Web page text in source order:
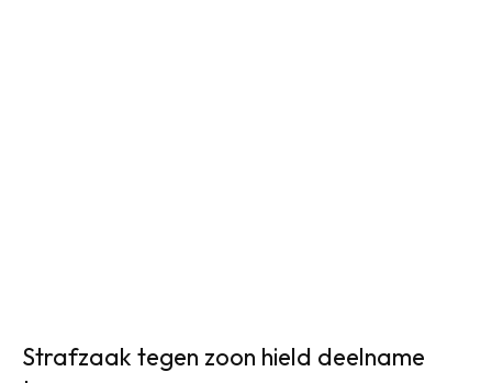
Strafzaak tegen zoon hield deelname